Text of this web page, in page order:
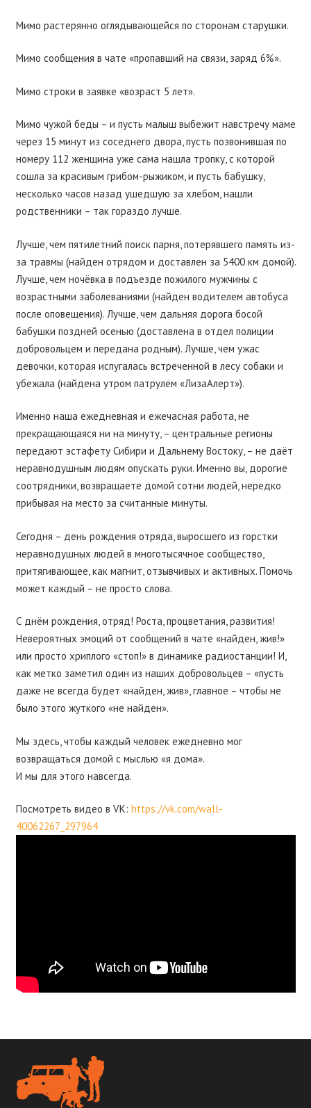
Мимо растерянно оглядывающейся по сторонам старушки.
Мимо сообщения в чате «пропавший на связи, заряд 6%».
Мимо строки в заявке «возраст 5 лет».
Мимо чужой беды – и пусть малыш выбежит навстречу маме
через 15 минут из соседнего двора, пусть позвонившая по
номеру 112 женщина уже сама нашла тропку, с которой
сошла за красивым грибом-рыжиком, и пусть бабушку,
несколько часов назад ушедшую за хлебом, нашли
родственники – так гораздо лучше.
Лучше, чем пятилетний поиск парня, потерявшего память из-
за травмы (найден отрядом и доставлен за 5400 км домой).
Лучше, чем ночёвка в подъезде пожилого мужчины с
возрастными заболеваниями (найден водителем автобуса
после оповещения). Лучше, чем дальняя дорога босой
бабушки поздней осенью (доставлена в отдел полиции
добровольцем и передана родным). Лучше, чем ужас
девочки, которая испугалась встреченной в лесу собаки и
убежала (найдена утром патрулём «ЛизаАлерт»).
Именно наша ежедневная и ежечасная работа, не
прекращающаяся ни на минуту, – центральные регионы
передают эстафету Сибири и Дальнему Востоку, – не даёт
неравнодушным людям опускать руки. Именно вы, дорогие
соотрядники, возвращаете домой сотни людей, нередко
прибывая на место за считанные минуты.
Сегодня – день рождения отряда, выросшего из горстки
неравнодушных людей в многотысячное сообщество,
притягивающее, как магнит, отзывчивых и активных. Помочь
может каждый – не просто слова.
С днём рождения, отряд! Роста, процветания, развития!
Невероятных эмоций от сообщений в чате «найден, жив!»
или просто хриплого «стоп!» в динамике радиостанции! И,
как метко заметил один из наших добровольцев – «пусть
даже не всегда будет «найден, жив», главное – чтобы не
было этого жуткого «не найден».
Мы здесь, чтобы каждый человек ежедневно мог
возвращаться домой с мыслью «я дома».
И мы для этого навсегда.
Посмотреть видео в VK: https://vk.com/wall-
40062267_297964